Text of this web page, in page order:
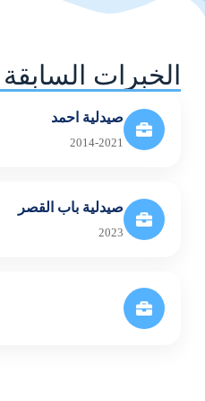
الخبرات السابقة
صيدلية احمد
2014-2021
صيدلية باب القصر
2023